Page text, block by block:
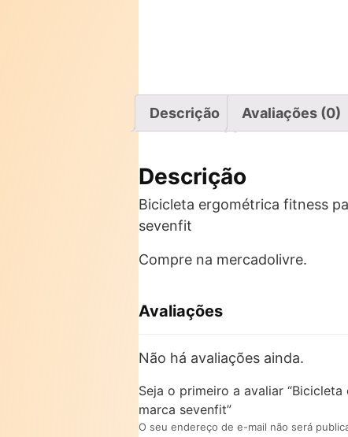
Descrição Avaliações (0)
Descrição
Bicicleta ergométrica fitness
sevenfit
Compre na mercadolivre.
Avaliações
Não há avaliações ainda.
Seja o primeiro a avaliar
marca sevenfit”
O seu endereço de e-mail não será